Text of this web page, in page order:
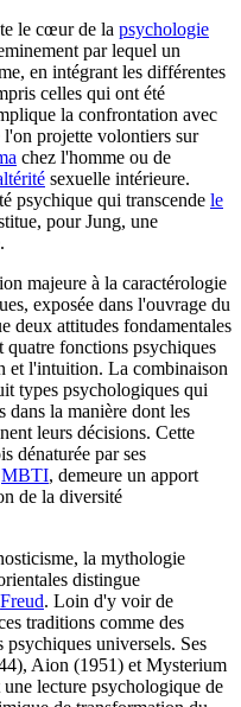
le cœur de la psychologie
par lequel un
en intégrant les différentes
celles qui ont été
la confrontation avec
l'on projette volontiers sur
chez l'homme ou de
sexuelle intérieure.
psychique qui transcende le
pour Jung, une
majeure à la caractérologie
exposée dans l'ouvrage du
deux attitudes fondamentales
fonctions psychiques
et l'intuition. La combinaison
types psychologiques qui
dans la manière dont les
leurs décisions. Cette
dénaturée par ses
MBTI, demeure un apport
de la diversité
la mythologie
distingue
Freud. Loin d'y voir de
traditions comme des
psychiques universels. Ses
Aion (1951) et Mysterium
lecture psychologique de